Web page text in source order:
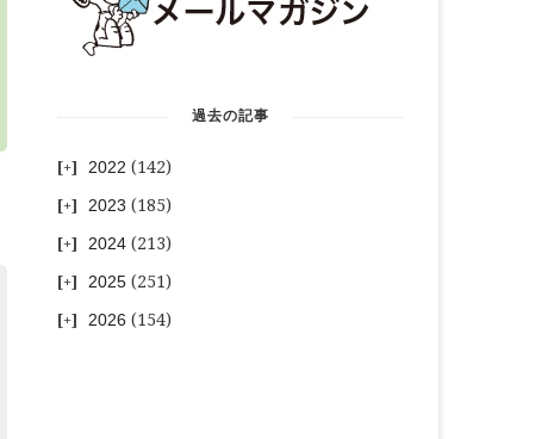
過去の記事
2022 (142)
2023 (185)
2024 (213)
2025 (251)
2026 (154)